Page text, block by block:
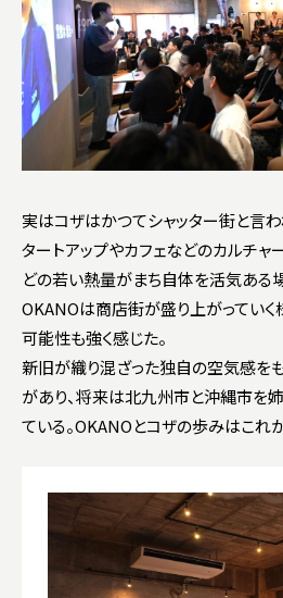
実はコザはかつてシャッター街と言
タートアップやカフェなどのカルチャ
どの若い熱量がまち自体を活気ある
OKANOは商店街が盛り上がっていく
可能性も強く感じた。
新旧が織り混ざった独自の空気感を
があり、将来は北九州市と沖縄市を
ている。OKANOとコザの歩みはこれ